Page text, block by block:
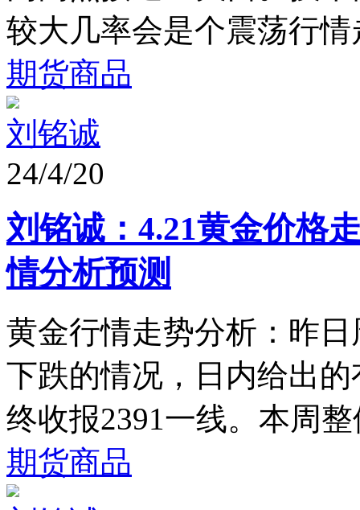
较大几率会是个震荡行
期货商品
刘铭诚
24/4/20
刘铭诚：4.21黄金价格
情分析预测
黄金行情走势分析：昨
下跌的情况，日内给出
终收报2391一线。本周
期货商品